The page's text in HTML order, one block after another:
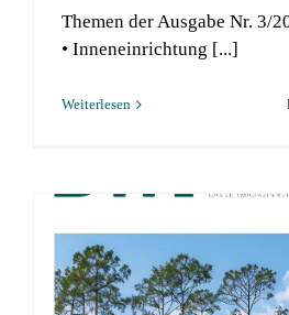
Themen der Ausgabe Nr. 3/
• Inneneinrichtung [...]
Weiterlesen